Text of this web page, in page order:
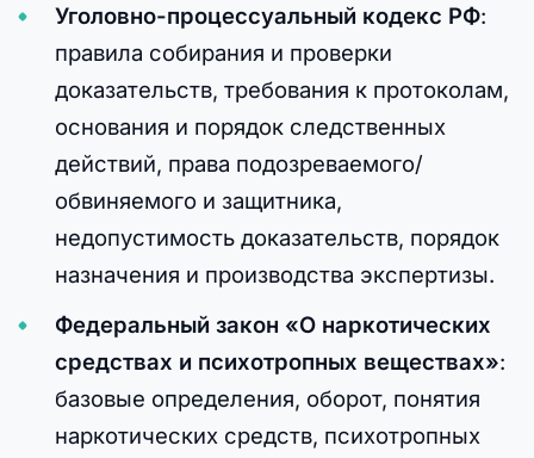
Уголовно-процессуальный кодекс РФ:
правила собирания и проверки
доказательств, требования к протоколам,
основания и порядок следственных
действий, права подозреваемого/
обвиняемого и защитника,
недопустимость доказательств, порядок
назначения и производства экспертизы.
Федеральный закон «О наркотических
средствах и психотропных веществах»:
базовые определения, оборот, понятия
наркотических средств, психотропных